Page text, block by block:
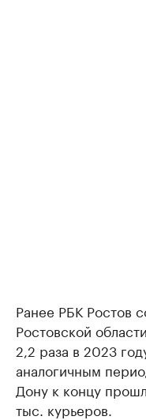
Ранее РБК Ростов
Ростовской
2,2 раза в 2023
аналогичным
Дону к концу
тыс. курьеров.